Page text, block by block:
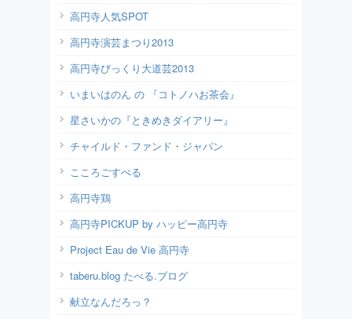
高円寺人気SPOT
高円寺演芸まつり2013
高円寺びっくり大道芸2013
いまいはのん の 『コトノハお茶会』
星さいかの『ときめきダイアリー』
チャイルド・ファンド・ジャパン
こころごすぺる
高円寺鶏
高円寺PICKUP by ハッピー高円寺
Project Eau de Vie 高円寺
taberu.blog たべる.ブログ
献立なんだろっ？